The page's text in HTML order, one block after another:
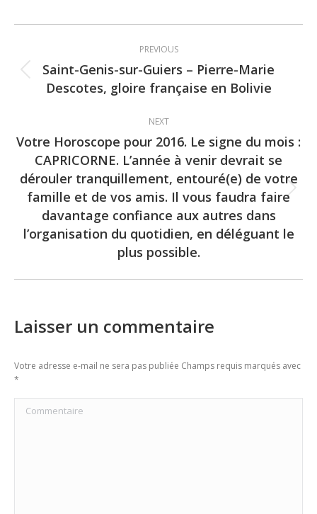
navigation
PREVIOUS
Previous
post:
Saint-Genis-sur-Guiers – Pierre-Marie
Descotes, gloire française en Bolivie
NEXT
Next
post:
Votre Horoscope pour 2016. Le signe du mois :
CAPRICORNE. L’année à venir devrait se
dérouler tranquillement, entouré(e) de votre
famille et de vos amis. Il vous faudra faire
davantage confiance aux autres dans
l’organisation du quotidien, en déléguant le
plus possible.
Laisser un commentaire
Votre adresse e-mail ne sera pas publiée Champs requis marqués avec
*
Commentaire